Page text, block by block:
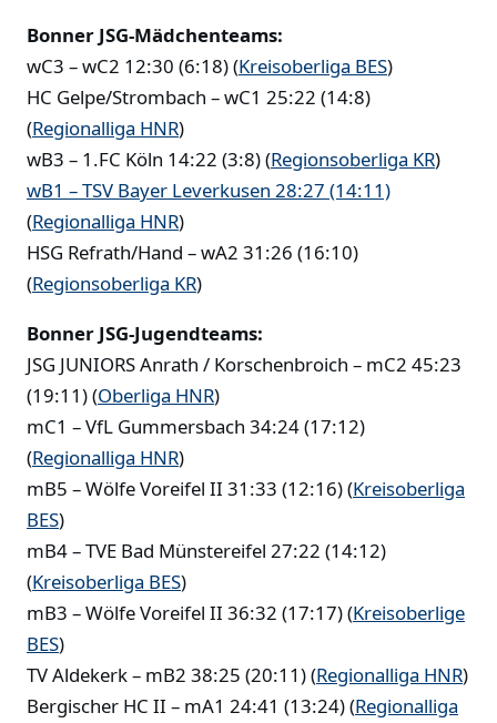
Bonner JSG-Mädchenteams:
wC3 – wC2 12:30 (6:18) (Kreisoberliga BES)
HC Gelpe/Strombach – wC1 25:22 (14:8)
(Regionalliga HNR)
wB3 – 1.FC Köln 14:22 (3:8) (Regionsoberliga KR)
wB1 – TSV Bayer Leverkusen 28:27 (14:11)
(Regionalliga HNR)
HSG Refrath/Hand – wA2 31:26 (16:10)
(Regionsoberliga KR)
Bonner JSG-Jugendteams:
JSG JUNIORS Anrath / Korschenbroich – mC2 45:23
(19:11) (Oberliga HNR)
mC1 – VfL Gummersbach 34:24 (17:12)
(Regionalliga HNR)
mB5 – Wölfe Voreifel II 31:33 (12:16) (Kreisoberliga
BES)
mB4 – TVE Bad Münstereifel 27:22 (14:12)
(Kreisoberliga BES)
mB3 – Wölfe Voreifel II 36:32 (17:17) (Kreisoberlige
BES)
TV Aldekerk – mB2 38:25 (20:11) (Regionalliga HNR)
Bergischer HC II – mA1 24:41 (13:24) (Regionalliga